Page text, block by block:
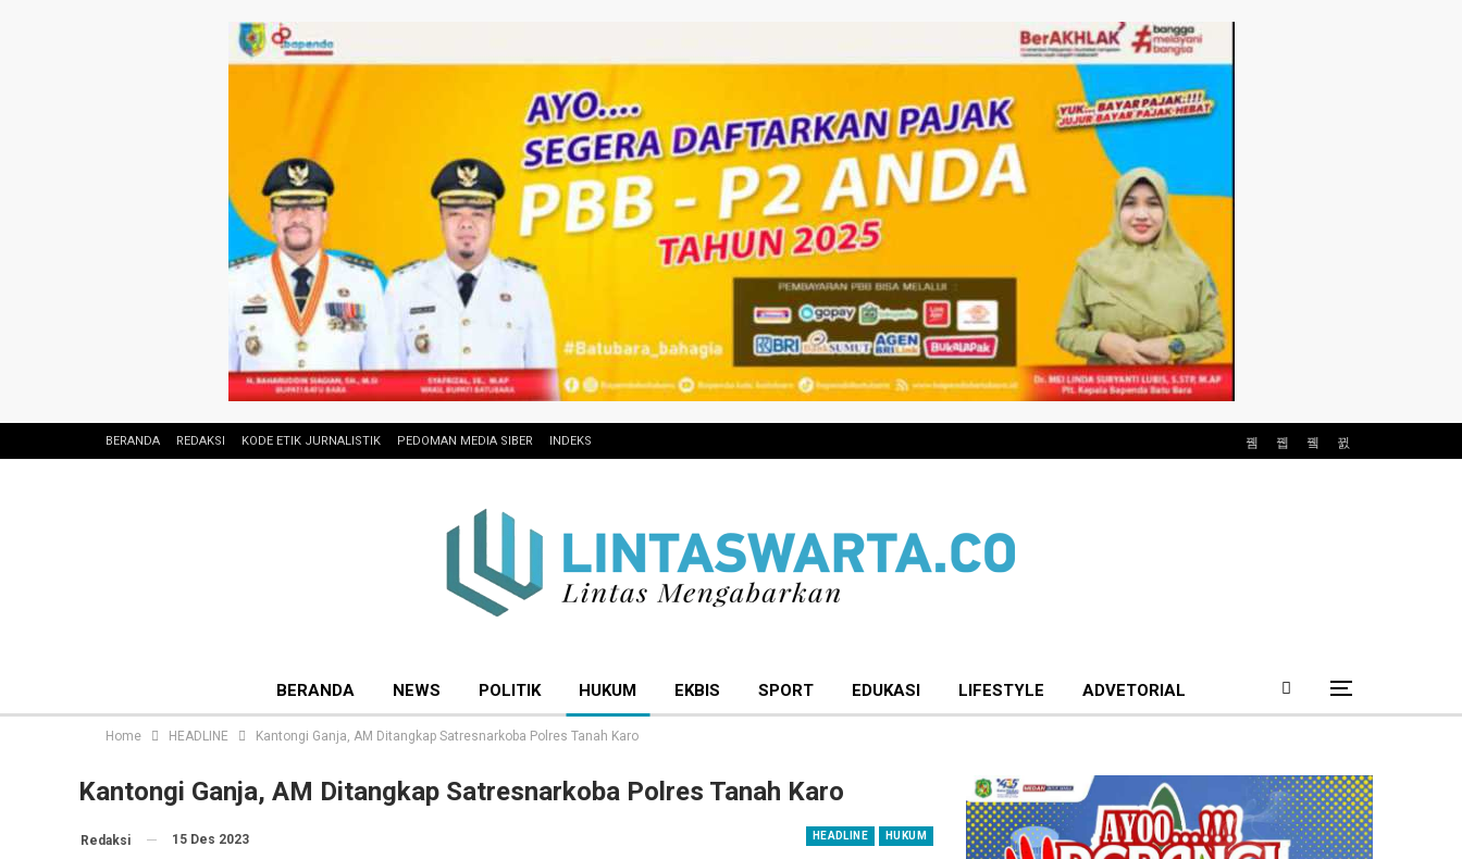
BERANDA REDAKSI KODE ETIK JURNALISTIK PEDOMAN MEDIA SIBER INDEKS
BERANDA NEWS POLITIK HUKUM EKBIS SPORT EDUKASI LIFESTYLE ADVETORIAL
Home HEADLINE Kantongi Ganja, AM Ditangkap Satresnarkoba Polres Tanah Karo
Kantongi Ganja, AM Ditangkap Satresnarkoba Polres Tanah Karo
HEADLINE HUKUM
Redaksi 15 Des 2023